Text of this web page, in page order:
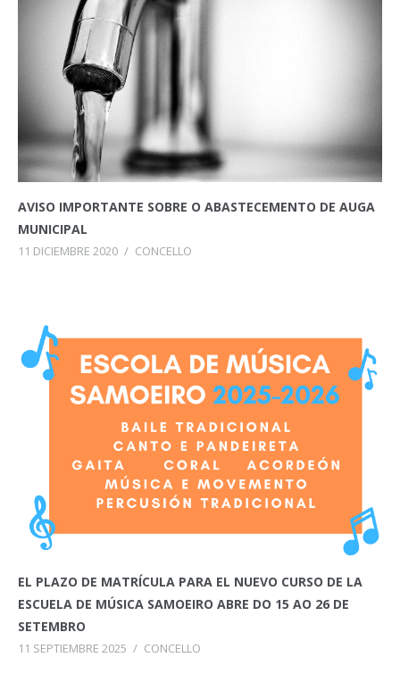
AVISO IMPORTANTE SOBRE O ABASTECEMENTO DE AUGA
MUNICIPAL
11 DICIEMBRE 2020 / CONCELLO
EL PLAZO DE MATRÍCULA PARA EL NUEVO CURSO DE LA
ESCUELA DE MÚSICA SAMOEIRO ABRE DO 15 AO 26 DE
SETEMBRO
11 SEPTIEMBRE 2025 / CONCELLO